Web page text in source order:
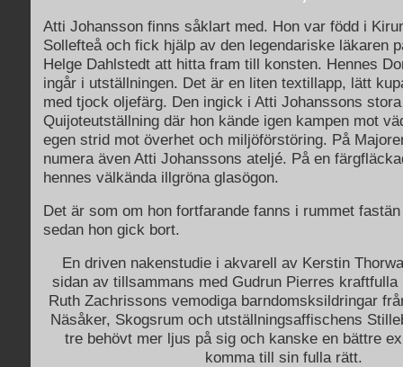
Atti Johansson finns såklart med. Hon var född i
Sollefteå och fick hjälp av den legendariske läkaren
Helge Dahlstedt att hitta fram till konsten. Hennes
ingår i utställningen. Det är en liten textillapp, lätt
med tjock oljefärg. Den ingick i Atti Johanssons
Quijoteutställning där hon kände igen kampen mot
egen strid mot överhet och miljöförstöring. På
numera även Atti Johanssons ateljé. På en
hennes välkända illgröna glasögon.
Det är som om hon fortfarande fanns i rummet
sedan hon gick bort.
En driven nakenstudie i akvarell av Kerstin
sidan av tillsammans med Gudrun Pierres
Ruth Zachrissons vemodiga barndomsksildringar
Näsåker, Skogsrum och utställningsaffischens
tre behövt mer ljus på sig och kanske en bättre
komma till sin fulla rätt.